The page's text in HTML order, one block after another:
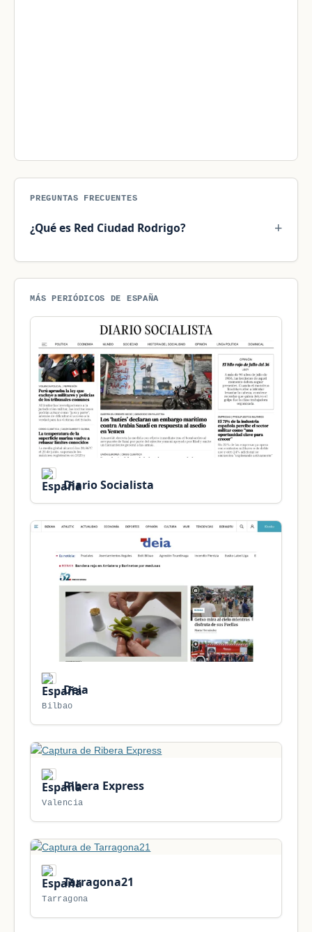
PREGUNTAS FRECUENTES
¿Qué es Red Ciudad Rodrigo?
MÁS PERIÓDICOS DE ESPAÑA
Diario Socialista
Deia
Bilbao
Ribera Express
Valencia
Tarragona21
Tarragona